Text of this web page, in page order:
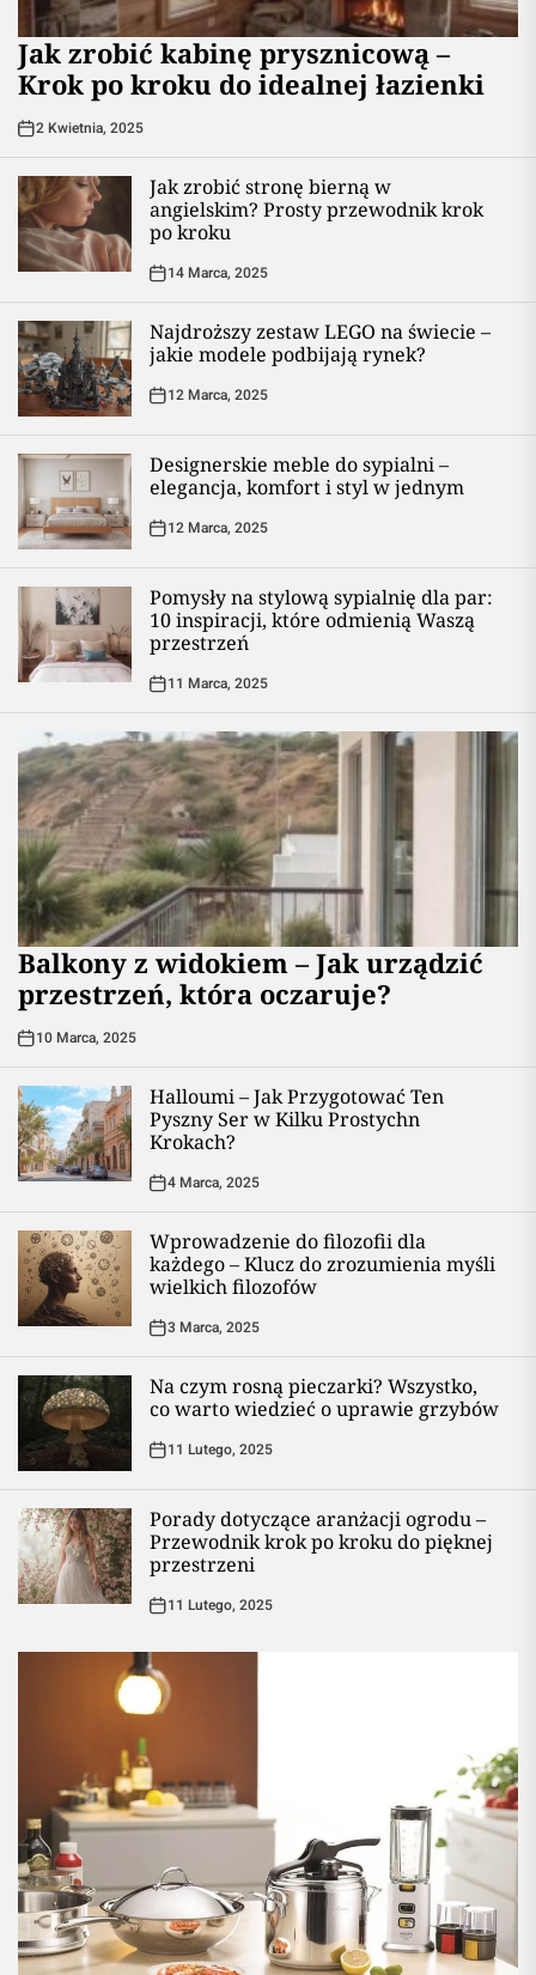
Jak zrobić kabinę prysznicową –
Krok po kroku do idealnej łazienki
2 Kwietnia, 2025
Jak zrobić stronę bierną w
angielskim? Prosty przewodnik krok
po kroku
14 Marca, 2025
Najdroższy zestaw LEGO na świecie –
jakie modele podbijają rynek?
12 Marca, 2025
Designerskie meble do sypialni –
elegancja, komfort i styl w jednym
12 Marca, 2025
Pomysły na stylową sypialnię dla par:
10 inspiracji, które odmienią Waszą
przestrzeń
11 Marca, 2025
Balkony z widokiem – Jak urządzić
przestrzeń, która oczaruje?
10 Marca, 2025
Halloumi – Jak Przygotować Ten
Pyszny Ser w Kilku Prostychn
Krokach?
4 Marca, 2025
Wprowadzenie do filozofii dla
każdego – Klucz do zrozumienia myśli
wielkich filozofów
3 Marca, 2025
Na czym rosną pieczarki? Wszystko,
co warto wiedzieć o uprawie grzybów
11 Lutego, 2025
Porady dotyczące aranżacji ogrodu –
Przewodnik krok po kroku do pięknej
przestrzeni
11 Lutego, 2025